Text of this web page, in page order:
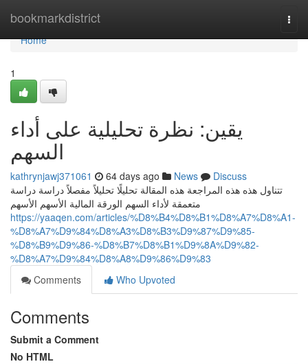
bookmarkdistrict
Home
Home
1
يقين: نظرة تحليلية على أداء
السهم
kathrynjawj371061 64 days ago News
Discuss
تتناول هذه هذه المراجعة هذه المقالة تحليلًا تحليلاً مفصلاً دراسة دراسة
متعمقة لأداء السهم الورقة المالية الأسهم الأسهم
https://yaaqen.com/articles/%D8%B4%D8%B1%D8%A7%D8%A1-
%D8%A7%D9%84%D8%A3%D8%B3%D9%87%D9%85-
%D8%B9%D9%86-%D8%B7%D8%B1%D9%8A%D9%82-
%D8%A7%D9%84%D8%A8%D9%86%D9%83
Comments
Who Upvoted
Comments
Submit a Comment
No HTML